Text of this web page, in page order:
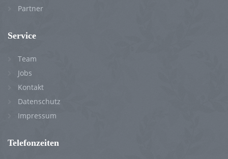
Partner
Service
Team
Jobs
Kontakt
Datenschutz
Impressum
Telefonzeiten